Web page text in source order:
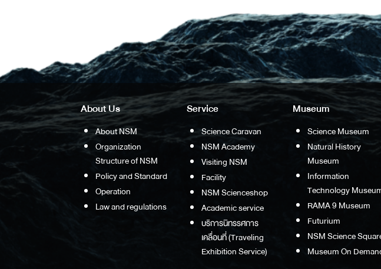
About Us
About NSM
Organization
Structure of NSM
Policy and Standard
Operation
Law and regulations
Service
Science Caravan
NSM Academy
Visiting NSM
Facility
NSM Scienceshop
Academic service
บริการนิทรรศการ
เคลื่อนที่ (Traveling
Exhibition Service)
Museum
Science Museum
Natural History
Museum
Information
Technology
RAMA 9 Museum
Futurium
NSM Science
Museum On